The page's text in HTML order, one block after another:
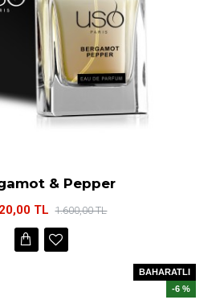
& Pepper
TL 1.600,00 TL
BAHARATLI
-6 %